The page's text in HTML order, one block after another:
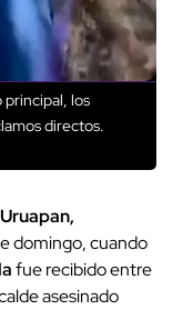
principal, los
directos.
Uruapan,
domingo, cuando
fue recibido entre
asesinado